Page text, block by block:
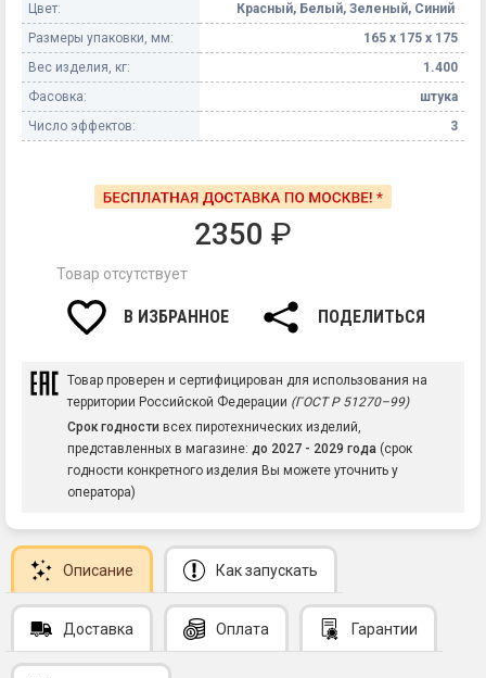
Цвет:
Красный, Белый, Зеленый, Синий
Размеры упаковки, мм:
165 х 175 х 175
Вес изделия, кг:
1.400
Фасовка:
штука
Число эффектов:
3
2350 ₽
Товар отсутствует
В ИЗБРАННОЕ ПОДЕЛИТЬСЯ
Товар проверен и сертифицирован для использования на
территории Российской Федерации (ГОСТ Р 51270–99)
Срок годности всех пиротехнических изделий,
представленных в магазине: до 2027 - 2029 года (срок
годности конкретного изделия Вы можете уточнить у
оператора)
Описание Как запускать
Доставка Оплата Гарантии